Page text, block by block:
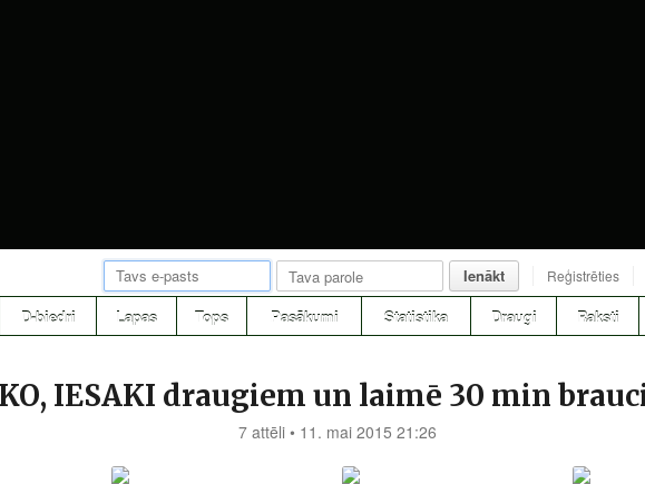
Ienākt Reģistrēties
D-biedri Lapas Tops Pasākumi Statistika Draugi Raksti
IESAKI draugiem un laimē 30 min
7 attēli • 11. mai 2015 21:26